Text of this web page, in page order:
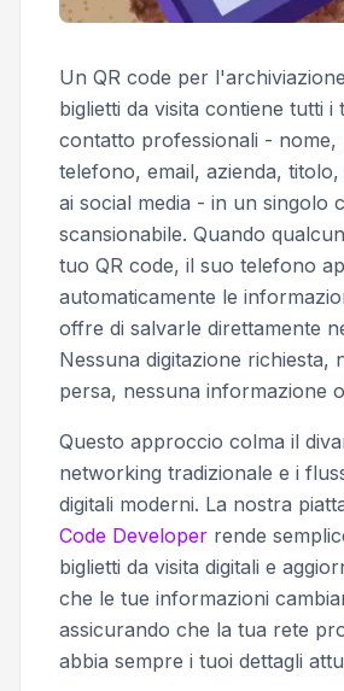
Un QR code per
biglietti da visita contiene tutti i
contatto professionali - nome,
telefono, email, azienda,
ai social media - in un singolo
scansionabile. Quando
tuo QR code, il suo telefono
automaticamente le
offre di salvarle direttamente
Nessuna digitazione richiesta,
persa, nessuna informazione
Questo approccio colma il
networking tradizionale e i
digitali moderni. La nostra
Code Developer rende
biglietti da visita digitali e
che le tue informazioni
assicurando che la tua rete
abbia sempre i tuoi dettagli